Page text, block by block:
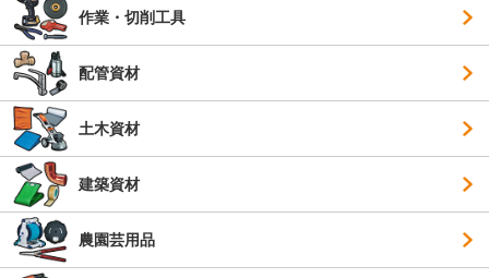
作業・切削工具
配管資材
土木資材
建築資材
農園芸用品